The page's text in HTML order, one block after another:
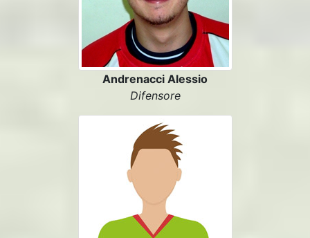
Andrenacci Alessio
Difensore